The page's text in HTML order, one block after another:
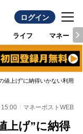
ログイン
ライフ マネー
値上げ”に納得いかない利用者
マネーポストWEB
上げ”に納得